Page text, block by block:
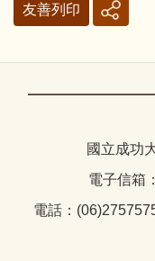
友善列印
國立成功
電子信箱
電話：